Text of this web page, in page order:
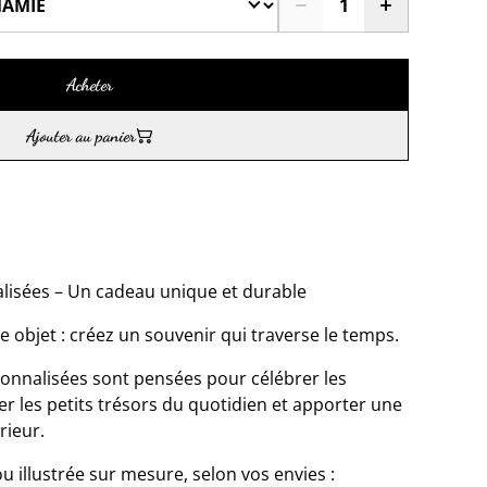
Acheter
Ajouter au panier
– Un cadeau unique et durable
objet : créez un souvenir qui traverse le temps.
sont pensées pour célébrer les
les petits trésors du quotidien et apporter une
illustrée sur mesure, selon vos envies :